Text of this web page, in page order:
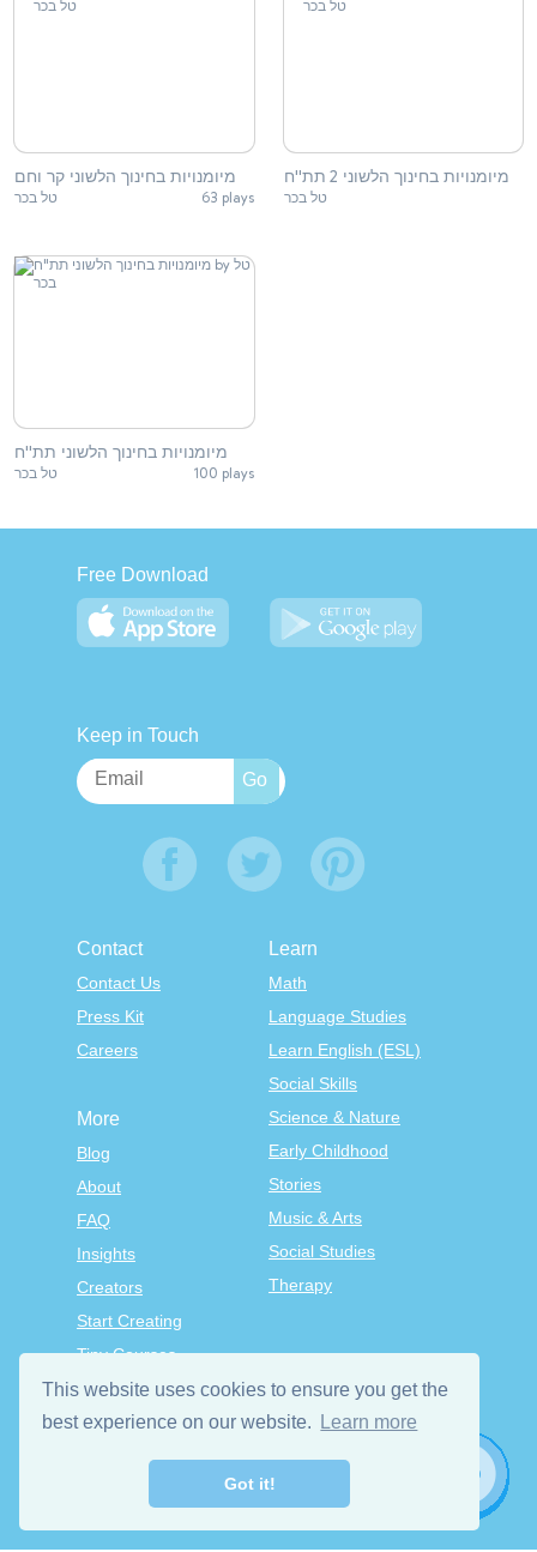
This website uses cookies to ensure you get the
best experience on our website.
Learn more
Got it!
מיומנויות בחינוך הלשוני קר וחם
טל בכר 63 plays
מיומנויות בחינוך הלשוני 2 תת"ח
טל בכר
מיומנויות בחינוך הלשוני תת"ח
טל בכר 100 plays
Free Download
Keep in Touch
Contact
Contact Us
Press Kit
Careers
Learn
Math
Language Studies
Learn English (ESL)
Social Skills
Science & Nature
Early Childhood
Stories
Music & Arts
Social Studies
Therapy
More
Blog
About
FAQ
Insights
Creators
Start Creating
Tiny Courses
TinyTap Premium
Terms & Conditions